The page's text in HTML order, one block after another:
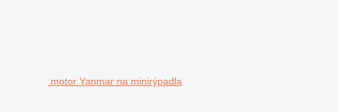
motor Yanmar na minirýpadla